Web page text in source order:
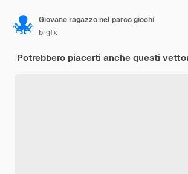
Giovane ragazzo nel parco giochi
brgfx
Potrebbero piacerti anche questi